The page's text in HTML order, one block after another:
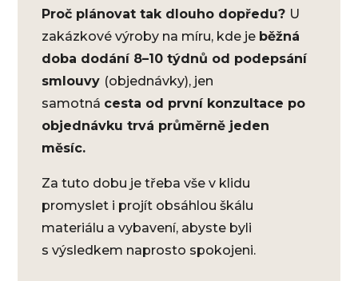
Proč plánovat tak dlouho dopředu? U
zakázkové výroby na míru, kde je běžná
doba dodání 8–10 týdnů od podepsání
smlouvy (objednávky), jen
samotná cesta od první konzultace po
objednávku trvá průměrně jeden
měsíc.
Za tuto dobu je třeba vše v klidu
promyslet i projít obsáhlou škálu
materiálu a vybavení, abyste byli
s výsledkem naprosto spokojeni.